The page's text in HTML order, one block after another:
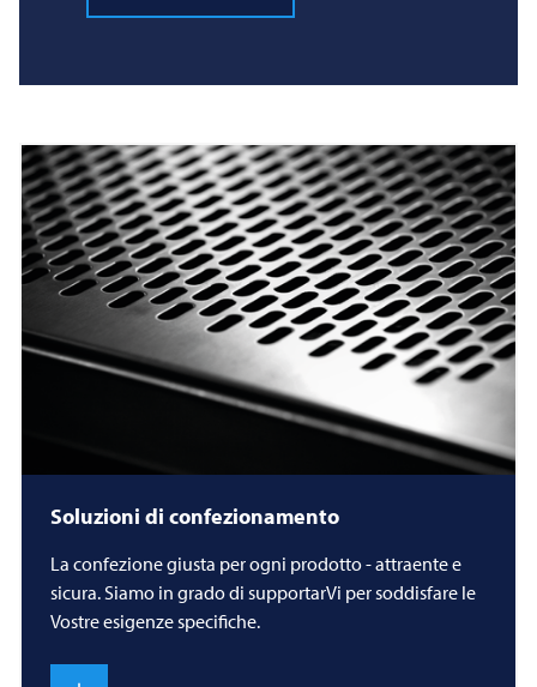
Soluzioni di confezionamento
La confezione giusta per ogni prodotto - attraente e
sicura. Siamo in grado di supportarVi per soddisfare le
Vostre esigenze specifiche.